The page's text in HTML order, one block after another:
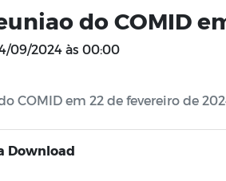
do COMID
09/2024 às 00:00
COMID em 22 de fevereiro de
Download